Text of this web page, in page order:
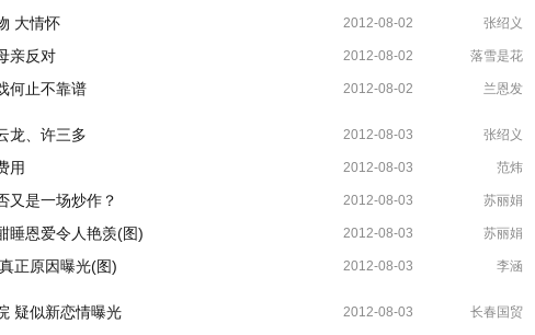
张绍义
2012-08-02
大情怀
落雪是花
2012-08-02
亲反对
兰恩发
2012-08-02
何止不靠谱
张绍义
2012-08-03
龙、许三多
范炜
2012-08-03
用
苏丽娟
2012-08-03
又是一场炒作？
苏丽娟
2012-08-03
睡恩爱令人艳羡(图)
李涵
2012-08-03
正原因曝光(图)
长春国贸
2012-08-03
疑似新恋情曝光